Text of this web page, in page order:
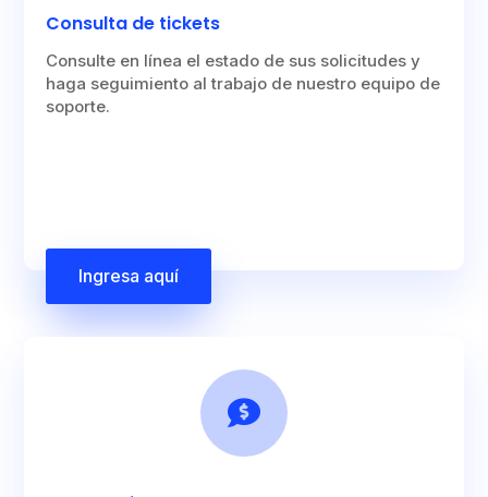
Consulta de tickets
Consulte en línea el estado de sus solicitudes y
haga seguimiento al trabajo de nuestro equipo de
soporte.
Ingresa aquí
